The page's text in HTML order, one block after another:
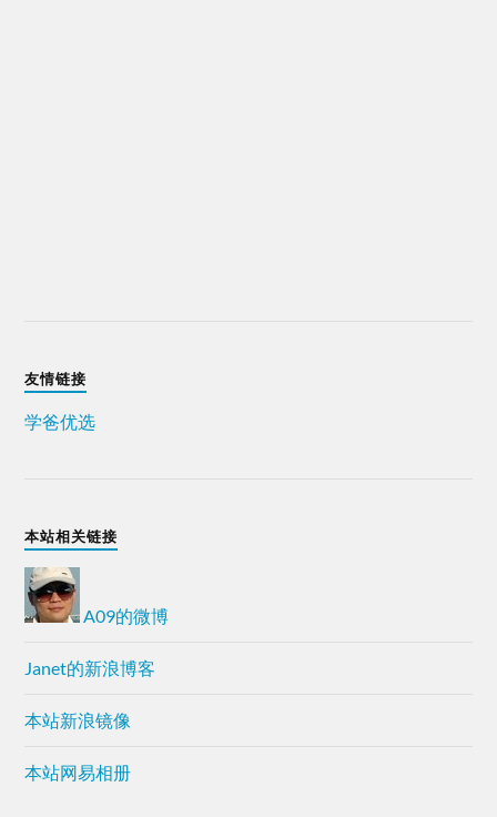
友情链接
学爸优选
本站相关链接
A09的微博
Janet的新浪博客
本站新浪镜像
本站网易相册